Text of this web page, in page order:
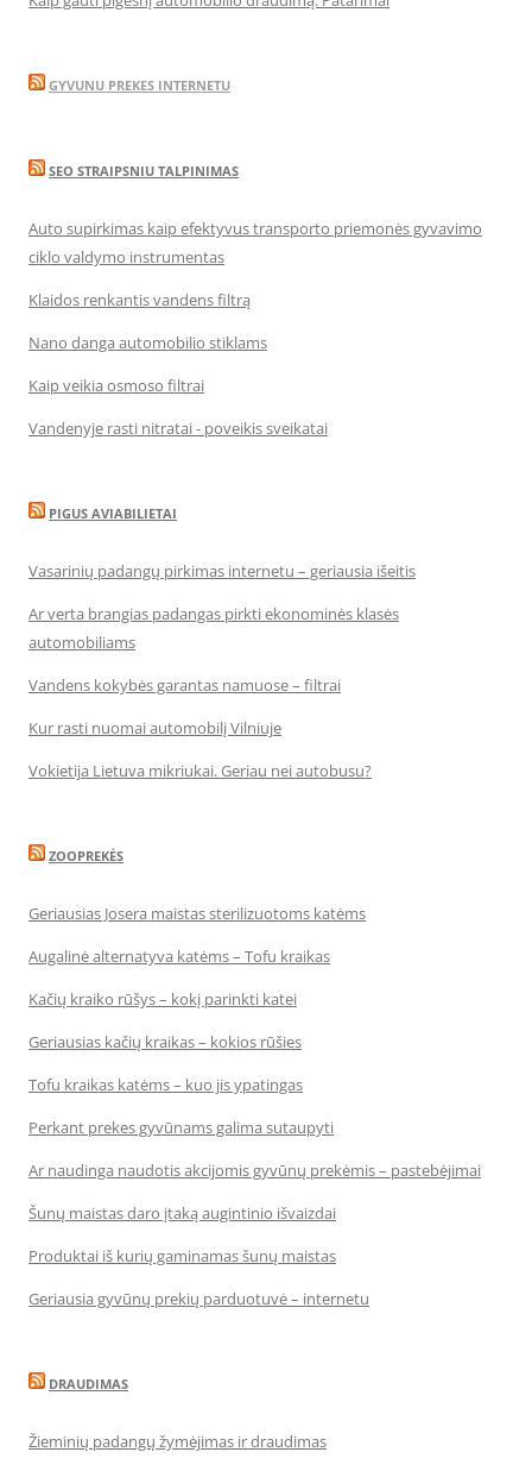
GYVUNU PREKES INTERNETU
SEO STRAIPSNIU TALPINIMAS
Auto supirkimas kaip efektyvus transporto priemonės gyvavimo
ciklo valdymo instrumentas
Klaidos renkantis vandens filtrą
Nano danga automobilio stiklams
Kaip veikia osmoso filtrai
Vandenyje rasti nitratai - poveikis sveikatai
PIGUS AVIABILIETAI
Vasarinių padangų pirkimas internetu – geriausia išeitis
Ar verta brangias padangas pirkti ekonominės klasės
automobiliams
Vandens kokybės garantas namuose – filtrai
Kur rasti nuomai automobilį Vilniuje
Vokietija Lietuva mikriukai. Geriau nei autobusu?
ZOOPREKĖS
Geriausias Josera maistas sterilizuotoms katėms
Augalinė alternatyva katėms – Tofu kraikas
Kačių kraiko rūšys – kokį parinkti katei
Geriausias kačių kraikas – kokios rūšies
Tofu kraikas katėms – kuo jis ypatingas
Perkant prekes gyvūnams galima sutaupyti
Ar naudinga naudotis akcijomis gyvūnų prekėmis – pastebėjimai
Šunų maistas daro įtaką augintinio išvaizdai
Produktai iš kurių gaminamas šunų maistas
Geriausia gyvūnų prekių parduotuvė – internetu
DRAUDIMAS
Žieminių padangų žymėjimas ir draudimas